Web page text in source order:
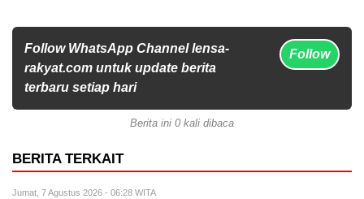
Follow WhatsApp Channel lensa-
rakyat.com untuk update berita
terbaru setiap hari
Follow
Berita ini 0 kali dibaca
BERITA TERKAIT
Jumat, 7 Agustus 2026 - 06:28 WITA